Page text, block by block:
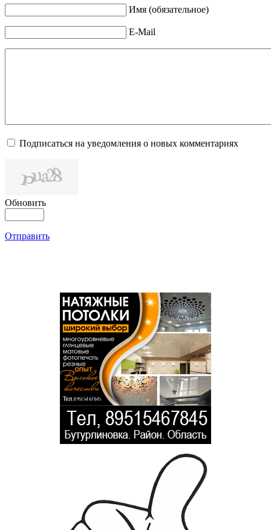
Имя (обязательное)
E-Mail
Подписаться на уведомления о новых комментариях
Обновить
Отправить